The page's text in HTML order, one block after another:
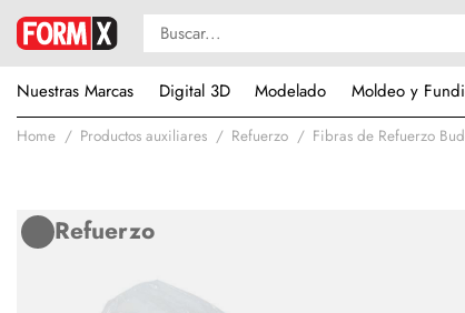
Nuestras Marcas
Digital 3D Modelado Moldeo y
Home Productos auxiliares Refuerzo Fibras de Refuerzo
Refuerzo